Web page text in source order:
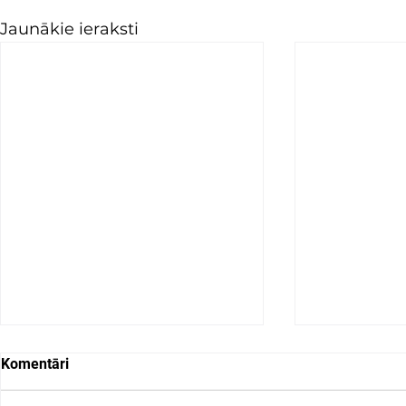
Jaunākie ieraksti
Komentāri